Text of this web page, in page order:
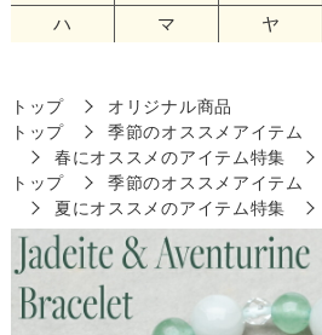
ハ
マ ヤ
トップ
オリジナル商品
トップ
季節のオススメアイテム
春にオススメのアイテム特集
トップ
季節のオススメアイテム
夏にオススメのアイテム特集